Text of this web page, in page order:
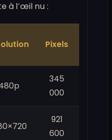
à l’œil nu :
Pixels
345
000
921
600